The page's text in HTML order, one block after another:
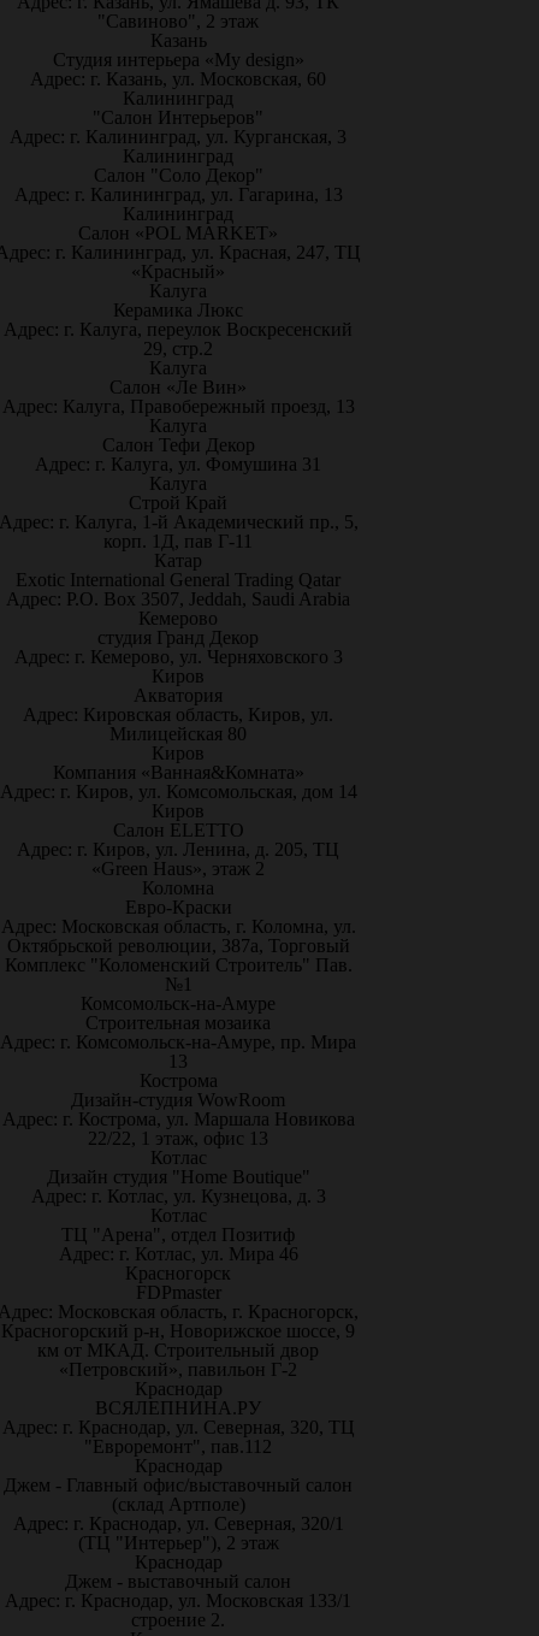
"Савиново", 2 этаж
Казань
Студия интерьера «My design»
Адрес: г. Казань, ул. Московская, 60
Калининград
"Салон Интерьеров"
Адрес: г. Калининград, ул. Курганская, 3
Калининград
Салон "Соло Декор"
Адрес: г. Калининград, ул. Гагарина, 13
Калининград
Салон «POL MARKET»
г. Калининград, ул. Красная, 247, ТЦ
«Красный»
Калуга
Керамика Люкс
Адрес: г. Калуга, переулок Воскресенский
29, стр.2
Калуга
Салон «Ле Вин»
Адрес: Калуга, Правобережный проезд, 13
Калуга
Салон Тефи Декор
Адрес: г. Калуга, ул. Фомушина 31
Калуга
Строй Край
г. Калуга, 1-й Академический пр., 5,
корп. 1Д, пав Г-11
Катар
Exotic International General Trading Qatar
Адрес: P.O. Box 3507, Jeddah, Saudi Arabia
Кемерово
студия Гранд Декор
Адрес: г. Кемерово, ул. Черняховского 3
Киров
Акватория
Адрес: Кировская область, Киров, ул.
Милицейская 80
Киров
Компания «Ванная&Комната»
Адрес: г. Киров, ул. Комсомольская, дом 14
Киров
Салон ELETTO
Адрес: г. Киров, ул. Ленина, д. 205, ТЦ
«Green Haus», этаж 2
Коломна
Евро-Краски
Адрес: Московская область, г. Коломна, ул.
Октябрьской революции, 387а, Торговый
Комплекс "Коломенский Строитель" Пав.
№1
Комсомольск-на-Амуре
Строительная мозаика
Адрес: г. Комсомольск-на-Амуре, пр. Мира
13
Кострома
Дизайн-студия WowRoom
Адрес: г. Кострома, ул. Маршала Новикова
22/22, 1 этаж, офис 13
Котлас
Дизайн студия "Home Boutique"
Адрес: г. Котлас, ул. Кузнецова, д. 3
Котлас
ТЦ "Арена", отдел Позитиф
Адрес: г. Котлас, ул. Мира 46
Красногорск
FDPmaster
Московская область, г. Красногорск,
Красногорский р-н, Новорижское шоссе, 9
км от МКАД. Строительный двор
«Петровский», павильон Г-2
Краснодар
ВСЯЛЕПНИНА.РУ
Адрес: г. Краснодар, ул. Северная, 320, ТЦ
"Евроремонт", пав.112
Краснодар
Джем - Главный офис/выставочный салон
(склад Артполе)
Адрес: г. Краснодар, ул. Северная, 320/1
(ТЦ "Интерьер"), 2 этаж
Краснодар
Джем - выставочный салон
Адрес: г. Краснодар, ул. Московская 133/1
строение 2.